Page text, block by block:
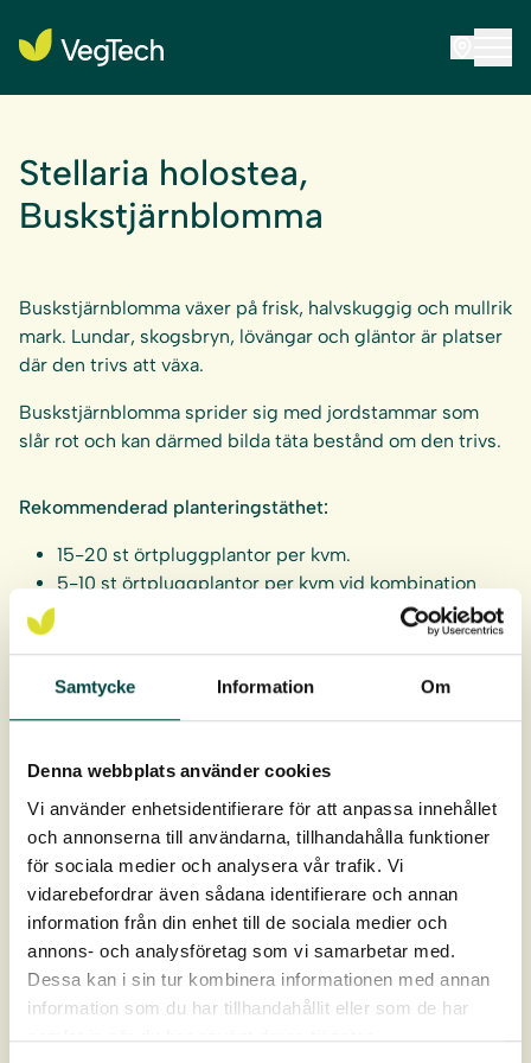
Samtycke Information Om
Denna webbplats använder cookies
Vi använder enhetsidentifierare för att anpassa innehållet
och annonserna till användarna, tillhandahålla funktioner
för sociala medier och analysera vår trafik. Vi
vidarebefordrar även sådana identifierare och annan
information från din enhet till de sociala medier och
annons- och analysföretag som vi samarbetar med.
Dessa kan i sin tur kombinera informationen med annan
information som du har tillhandahållit eller som de har
samlat in när du har använt deras tjänster.
Stellaria holostea,
Buskstjärnblomma
Buskstjärnblomma växer på frisk, halvskuggig och mullrik
mark. Lundar, skogsbryn, lövängar och gläntor är platser
där den trivs att växa.
Buskstjärnblomma sprider sig med jordstammar som
slår rot och kan därmed bilda täta bestånd om den trivs.
Rekommenderad planteringstäthet:
15-20 st örtpluggplantor per kvm.
5-10 st örtpluggplantor per kvm vid kombination
Örtpluggplantorna levereras i hela brätten om 40 st.
Leverans: April-oktober
Produktdata